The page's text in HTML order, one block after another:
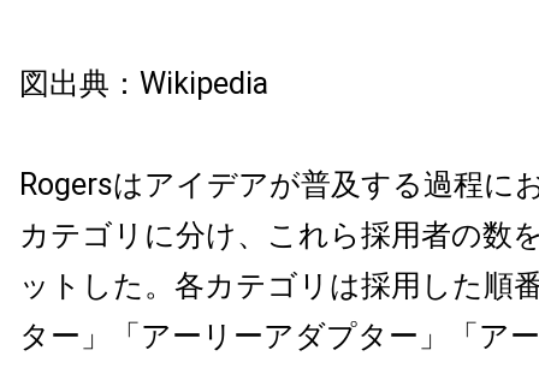
図出典：Wikipedia
Rogersはアイデアが普及する過程に
カテゴリに分け、これら採用者の数
ットした。各カテゴリは採用した順
ター」「アーリーアダプター」「ア